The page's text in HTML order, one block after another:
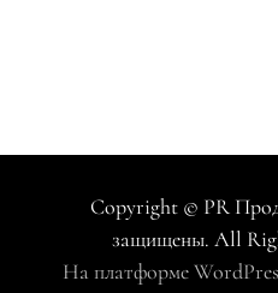
Copyright © PR
защищены. All
На платформе